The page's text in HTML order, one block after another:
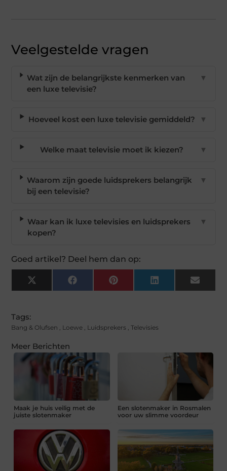
Veelgestelde vragen
Wat zijn de belangrijkste kenmerken van
een luxe televisie?
▼
Hoeveel kost een luxe televisie gemiddeld? ▼
Welke maat televisie moet ik kiezen? ▼
Waarom zijn goede luidsprekers belangrijk
bij een televisie?
▼
Waar kan ik luxe televisies en luidsprekers
kopen?
▼
Goed artikel? Deel hem dan op:
X
(Twitter)
FacebookPinterest LinkedIn Email
Tags:
Bang & Olufsen , Loewe , Luidsprekers , Televisies
Meer Berichten
Maak je huis veilig met de
juiste slotenmaker
Een slotenmaker in Rosmalen
voor uw slimme voordeur